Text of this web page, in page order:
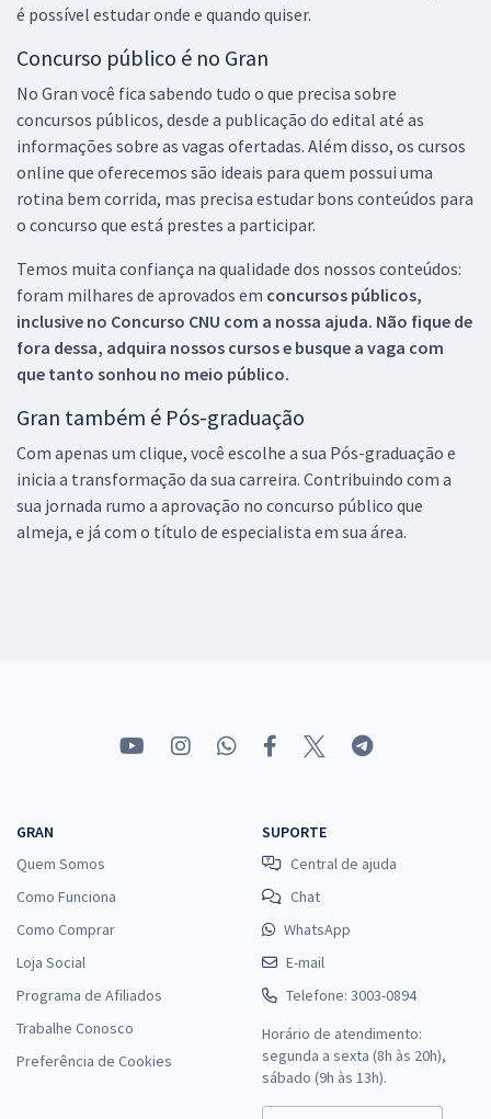
é possível estudar onde e quando quiser.
Concurso público é no Gran
No Gran você fica sabendo tudo o que precisa sobre
concursos públicos, desde a publicação do edital até as
informações sobre as vagas ofertadas. Além disso, os cursos
online que oferecemos são ideais para quem possui uma
rotina bem corrida, mas precisa estudar bons conteúdos para
o concurso que está prestes a participar.
Temos muita confiança na qualidade dos nossos conteúdos:
foram milhares de aprovados em concursos públicos,
inclusive no Concurso CNU com a nossa ajuda. Não fique de
fora dessa, adquira nossos cursos e busque a vaga com
que tanto sonhou no meio público.
Gran também é Pós-graduação
Com apenas um clique, você escolhe a sua Pós-graduação e
inicia a transformação da sua carreira. Contribuindo com a
sua jornada rumo a aprovação no concurso público que
almeja, e já com o título de especialista em sua área.
GRAN
Quem Somos
Como Funciona
Como Comprar
Loja Social
Programa de Afiliados
Trabalhe Conosco
Preferência de Cookies
SUPORTE
Central de ajuda
Chat
WhatsApp
E-mail
Telefone: 3003-0894
Horário de atendimento:
segunda a sexta (8h às 20h),
sábado (9h às 13h).